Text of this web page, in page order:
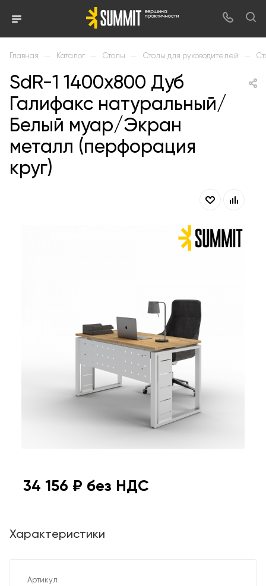
Главная — Каталог — Столы — Столы для руководителей —
SdR-1 1400х800 Дуб
Галифакс натуральный/
Белый муар/Экран
металл (перфорация
круг)
34 156 ₽ без НДС
Характеристики
Артикул